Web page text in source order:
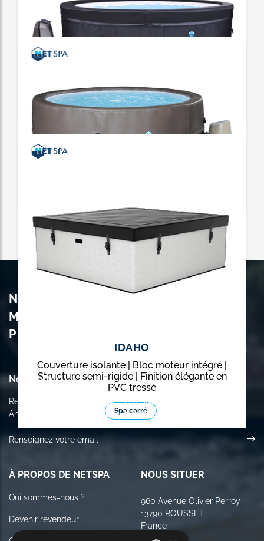
Compact
Spa Octogonal Spa avec mobilier
VITA PREMIUM
Spa avec mobilier
IDAHO
Couverture isolante | Bloc moteur intégré |
Structure semi-rigide | Finition élégante en
PVC tressé
Spa carré
NETSPA EST UNE
MARQUE DU GROUPE
POOLSTAR !
Newsletter
Recevez des informations sur nos produits et notre actualité.
Annulez votre inscription à tout moment.
À PROPOS DE NETSPA
Qui sommes-nous ?
Devenir revendeur
NOUS SITUER
960 Avenue Olivier Perroy
13790 ROUSSET
France